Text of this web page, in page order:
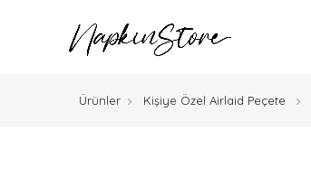
Ürünler Kişiye Özel Airlaid Peçete